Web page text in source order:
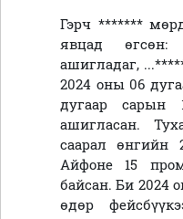
Гэрч *******
явцад
ашигладаг,
2024 оны 06
дугаар сарын
ашигласан.
саарал өнгийн
Айфоне 15
байсан. Би 2024
өдөр